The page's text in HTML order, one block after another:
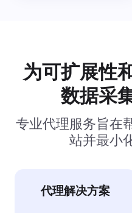
为可扩展性
数据采
专业代理服务旨在
站并最小
代理解决方案